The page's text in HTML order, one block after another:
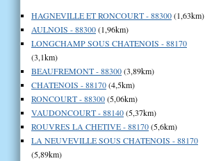
HAGNEVILLE ET RONCOURT - 88300(1,63km)
AULNOIS - 88300(1,96km)
LONGCHAMP SOUS CHATENOIS - 88170
(3,1km)
BEAUFREMONT - 88300(3,89km)
CHATENOIS - 88170(4,5km)
RONCOURT - 88300(5,06km)
VAUDONCOURT - 88140(5,37km)
ROUVRES LA CHETIVE - 88170(5,6km)
LA NEUVEVILLE SOUS CHATENOIS - 88170
(5,89km)